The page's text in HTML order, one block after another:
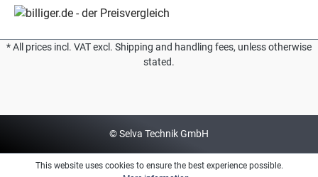
* All prices incl. VAT excl. Shipping and handling fees, unless otherwise
stated.
© Selva Technik GmbH
This website uses cookies to ensure the best experience possible.